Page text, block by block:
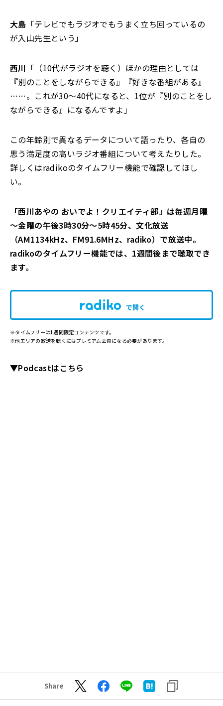
大島 「テレビでもラジオでもうまく立ち回っているの
が入山先生という」
西川 「（10代がラジオを聴く）ほかの理由としては
『別のことをしながらできる』『好きな番組がある』
……。これが30～40代になると、1位が『別のことをし
ながらできる』になるんですよ」
この年齢別で異なるデータについて語ったり、各自の
思う満足度の高いラジオ番組について考えたりした。
詳しくはradikoのタイムフリー機能で確認してほし
い。
「西川あやの おいでよ！クリエイティ部」は毎週月曜
～金曜の午後3時30分～5時45分、文化放送
（AM1134kHz、FM91.6MHz、radiko）で放送中。
radikoのタイムフリー機能では、1週間後まで聴取でき
ます。
で開く
※タイムフリーは1週間限定コンテンツです。
※他エリアの放送を聴くにはプレミアム会員になる必要があります。
▼Podcastはこちら
Share